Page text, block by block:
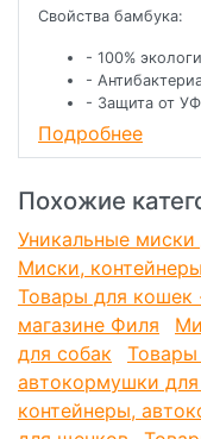
Свойства бамбука:
- 100%
-
- Защита от
-
-
-
-
- Высокая
- Легкость и
Подробнее
Похожие
Уникальные
Миски,
Товары для кошек
магазине Филя
для собак
Товары
автокормушки для
контейнеры,